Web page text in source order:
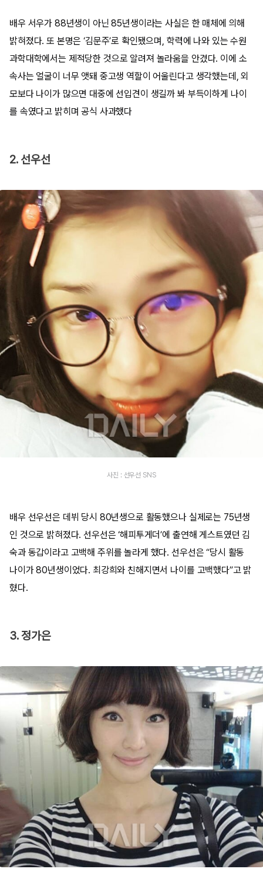
배우 서우가 88년생이 아닌 85년생이라는 사실은 한 매체에 의해
밝혀졌다. 또 본명은 ‘김문주’로 확인됐으며, 학력에 나와 있는 수원
과학대학에서는 제적당한 것으로 알려져 놀라움을 안겼다. 이에 소
속사는 얼굴이 너무 앳돼 중고생 역할이 어울린다고 생각했는데, 외
모보다 나이가 많으면 대중에 선입견이 생길까 봐 부득이하게 나이
를 속였다고 밝히며 공식 사과했다
2. 선우선
사진 : 선우선 SNS
배우 선우선은 데뷔 당시 80년생으로 활동했으나 실제로는 75년생
인 것으로 밝혀졌다. 선우선은 ‘해피투게더’에 출연해 게스트였던 김
숙과 동갑이라고 고백해 주위를 놀라게 했다. 선우선은 “당시 활동
나이가 80년생이었다. 최강희와 친해지면서 나이를 고백했다”고 밝
혔다.
3. 정가은